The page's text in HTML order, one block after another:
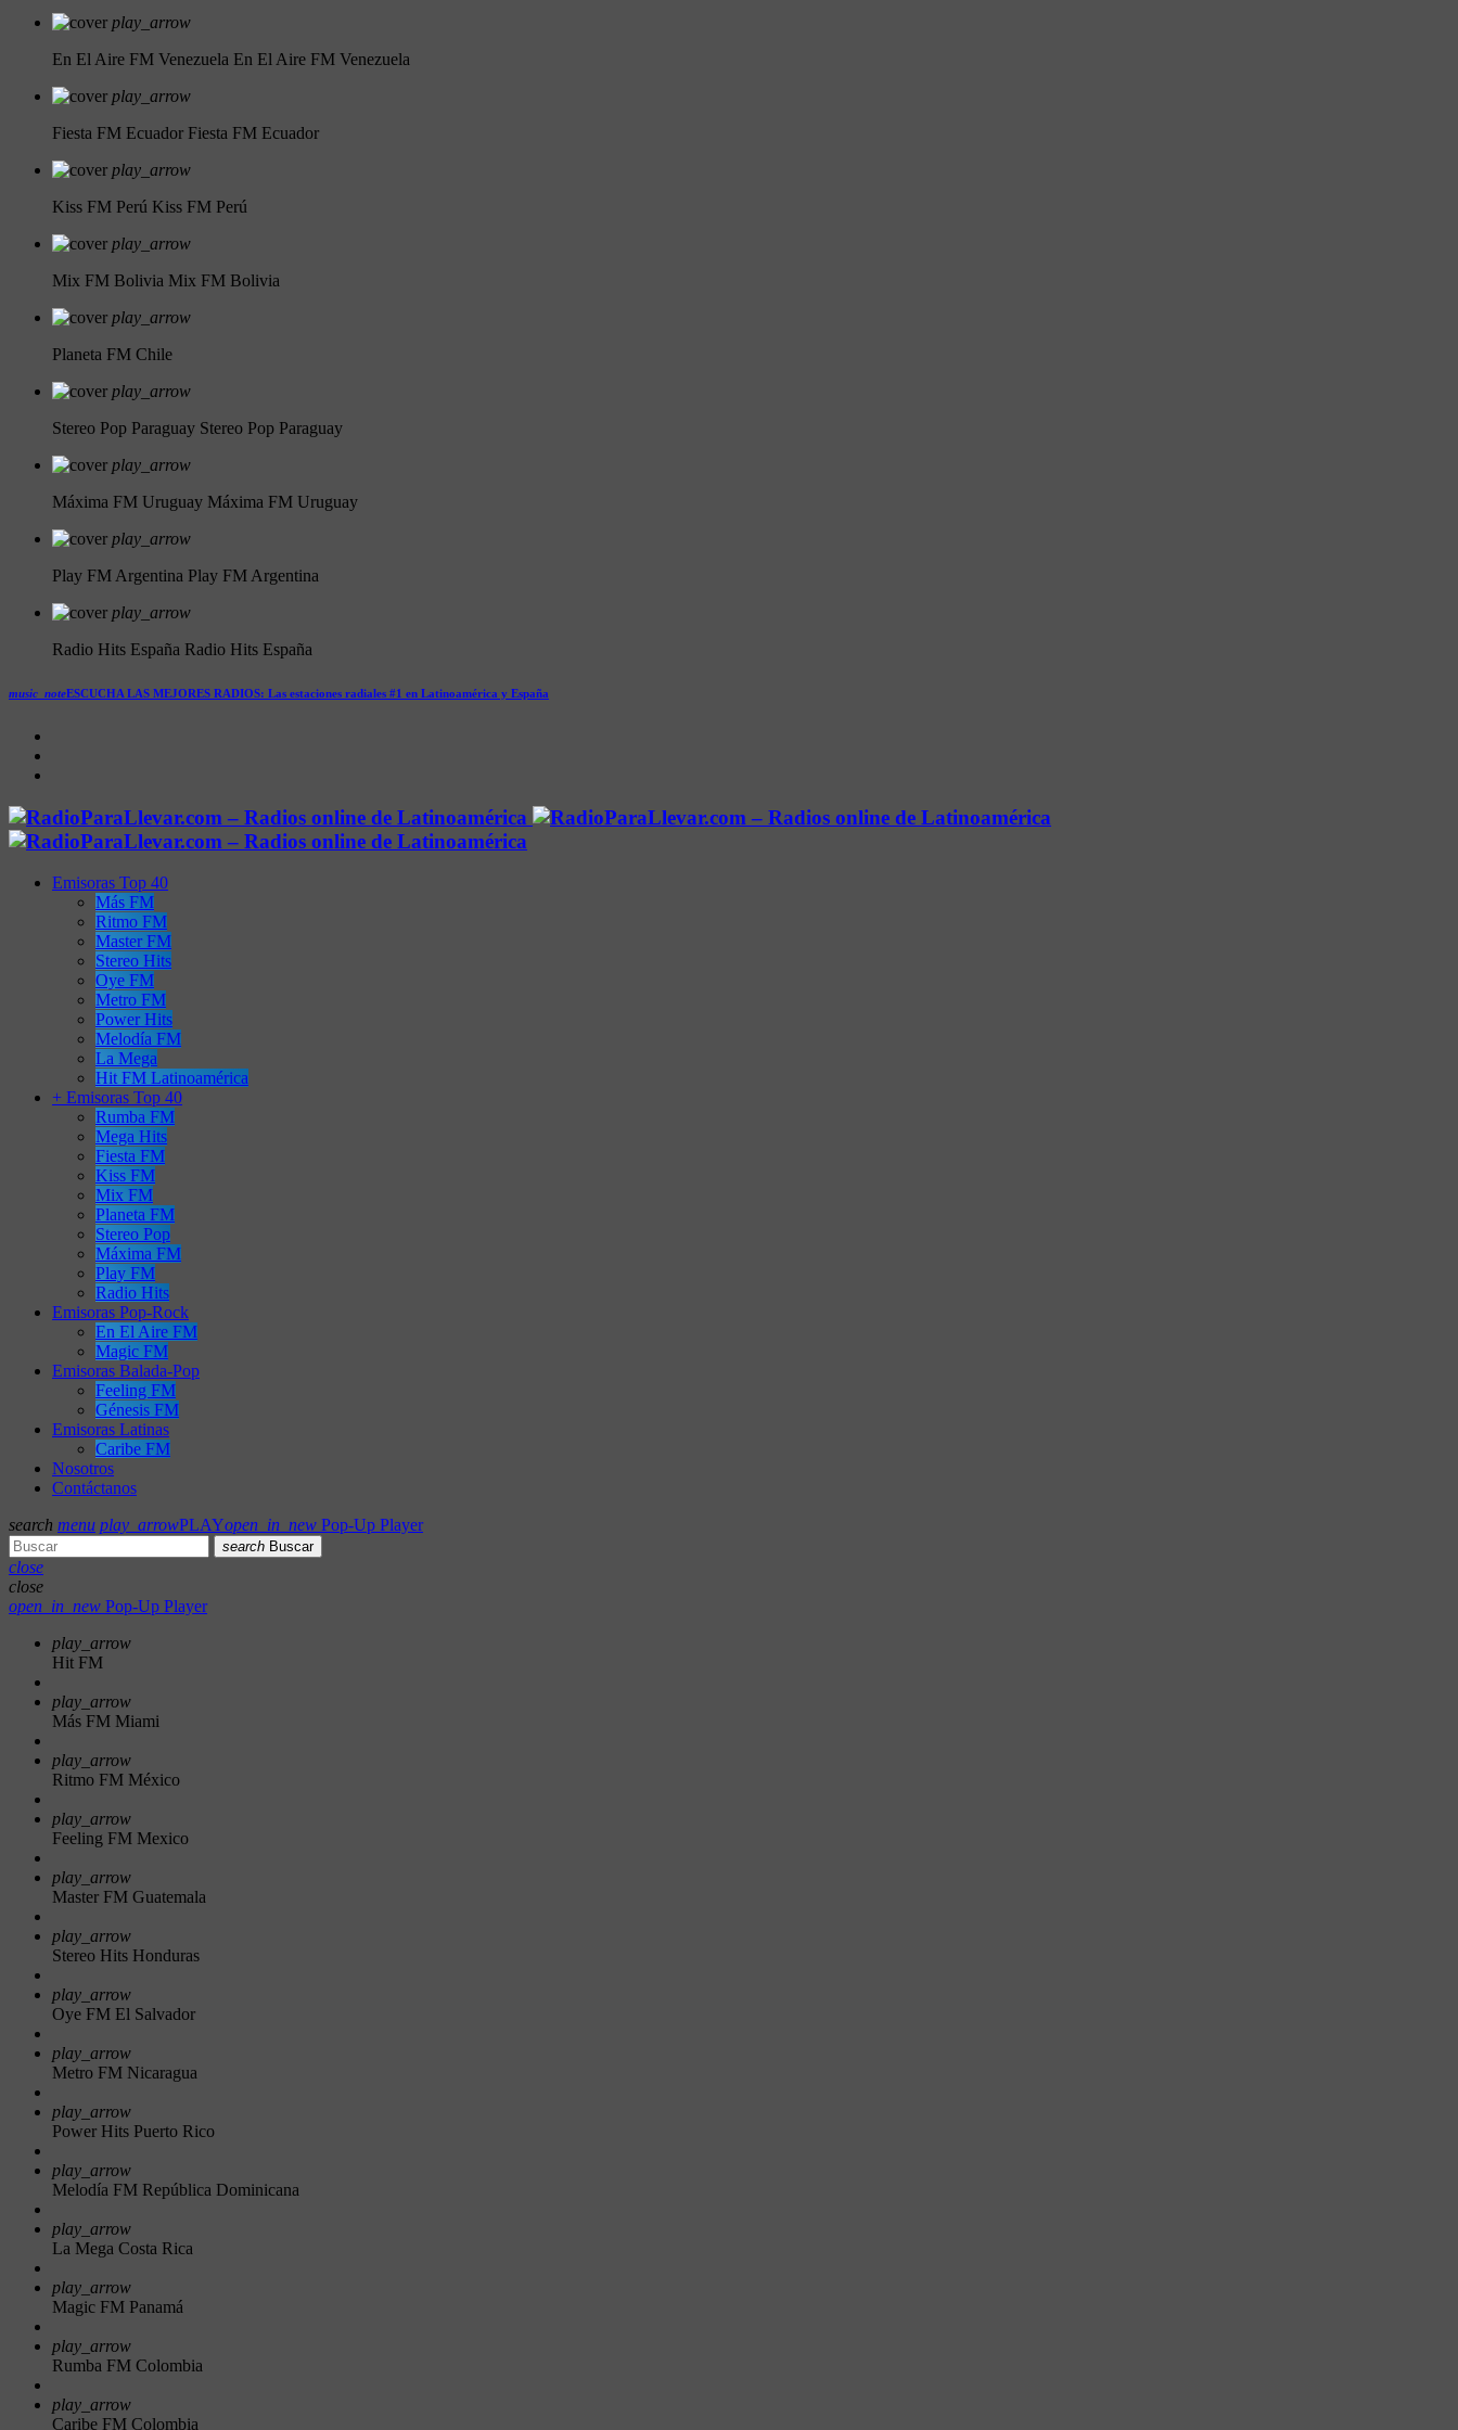
play_arrow
En El Aire FM Venezuela En El Aire FM Venezuela
play_arrow
Fiesta FM Ecuador Fiesta FM Ecuador
play_arrow
Kiss FM Perú Kiss FM Perú
play_arrow
Mix FM Bolivia Mix FM Bolivia
play_arrow
Planeta FM Chile
play_arrow
Stereo Pop Paraguay Stereo Pop Paraguay
play_arrow
Máxima FM Uruguay Máxima FM Uruguay
play_arrow
Play FM Argentina Play FM Argentina
play_arrow
Radio Hits España Radio Hits España
music_noteESCUCHA LAS MEJORES RADIOS: Las estaciones radiales #1 en Latinoamérica y España
Emisoras Top 40
Más FM
Ritmo FM
Master FM
Stereo Hits
Oye FM
Metro FM
Power Hits
Melodía FM
La Mega
Hit FM Latinoamérica
+ Emisoras Top 40
Rumba FM
Mega Hits
Fiesta FM
Kiss FM
Mix FM
Planeta FM
Stereo Pop
Máxima FM
Play FM
Radio Hits
Emisoras Pop-Rock
En El Aire FM
Magic FM
Emisoras Balada-Pop
Feeling FM
Génesis FM
Emisoras Latinas
Caribe FM
Nosotros
Contáctanos
search menu play_arrowPLAYopen_in_new Pop-Up Player
search Buscar
close
close
open_in_new Pop-Up Player
play_arrow
Hit FM
play_arrow
Más FM Miami
play_arrow
Ritmo FM México
play_arrow
Feeling FM Mexico
play_arrow
Master FM Guatemala
play_arrow
Stereo Hits Honduras
play_arrow
Oye FM El Salvador
play_arrow
Metro FM Nicaragua
play_arrow
Power Hits Puerto Rico
play_arrow
Melodía FM República Dominicana
play_arrow
La Mega Costa Rica
play_arrow
Magic FM Panamá
play_arrow
Rumba FM Colombia
play_arrow
Caribe FM Colombia